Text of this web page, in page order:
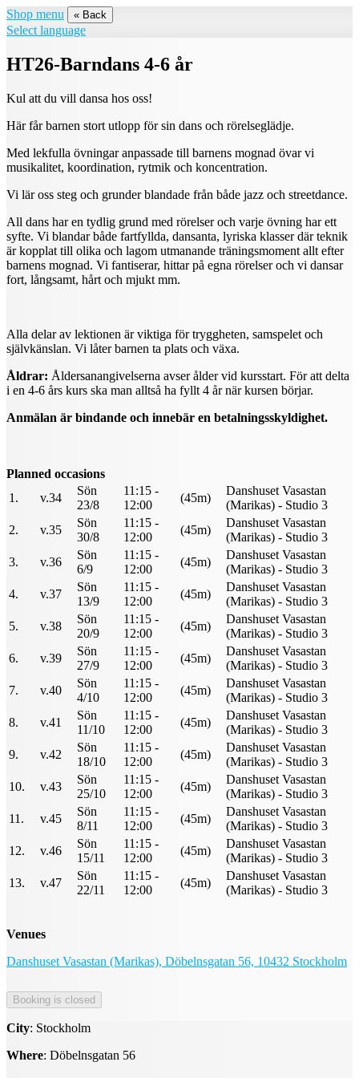
Shop menu « Back
Select language
HT26-Barndans 4-6 år
Kul att du vill dansa hos oss!
Här får barnen stort utlopp för sin dans och rörelseglädje.
Med lekfulla övningar anpassade till barnens mognad övar vi
musikalitet, koordination, rytmik och koncentration.
Vi lär oss steg och grunder blandade från både jazz och streetdance.
All dans har en tydlig grund med rörelser och varje övning har ett
syfte. Vi blandar både fartfyllda, dansanta, lyriska klasser där teknik
är kopplat till olika och lagom utmanande träningsmoment allt efter
barnens mognad. Vi fantiserar, hittar på egna rörelser och vi dansar
fort, långsamt, hårt och mjukt mm.
Alla delar av lektionen är viktiga för tryggheten, samspelet och
självkänslan. Vi låter barnen ta plats och växa.
Åldrar: Åldersanangivelserna avser ålder vid kursstart. För att delta
i en 4-6 års kurs ska man alltså ha fyllt 4 år när kursen börjar.
Anmälan är bindande och innebär en betalningsskyldighet.
Planned occasions
1.
v.34
Sön
23/8
11:15 -
12:00
(45m)
Danshuset Vasastan
(Marikas) - Studio 3
2.
v.35
Sön
30/8
11:15 -
12:00
(45m)
Danshuset Vasastan
(Marikas) - Studio 3
3.
v.36
Sön
6/9
11:15 -
12:00
(45m)
Danshuset Vasastan
(Marikas) - Studio 3
4.
v.37
Sön
13/9
11:15 -
12:00
(45m)
Danshuset Vasastan
(Marikas) - Studio 3
5.
v.38
Sön
20/9
11:15 -
12:00
(45m)
Danshuset Vasastan
(Marikas) - Studio 3
6.
v.39
Sön
27/9
11:15 -
12:00
(45m)
Danshuset Vasastan
(Marikas) - Studio 3
7.
v.40
Sön
4/10
11:15 -
12:00
(45m)
Danshuset Vasastan
(Marikas) - Studio 3
8.
v.41
Sön
11/10
11:15 -
12:00
(45m)
Danshuset Vasastan
(Marikas) - Studio 3
9.
v.42
Sön
18/10
11:15 -
12:00
(45m)
Danshuset Vasastan
(Marikas) - Studio 3
10.
v.43
Sön
25/10
11:15 -
12:00
(45m)
Danshuset Vasastan
(Marikas) - Studio 3
11.
v.45
Sön
8/11
11:15 -
12:00
(45m)
Danshuset Vasastan
(Marikas) - Studio 3
12.
v.46
Sön
15/11
11:15 -
12:00
(45m)
Danshuset Vasastan
(Marikas) - Studio 3
13.
v.47
Sön
22/11
11:15 -
12:00
(45m)
Danshuset Vasastan
(Marikas) - Studio 3
Venues
Danshuset Vasastan (Marikas), Döbelnsgatan 56, 10432 Stockholm
City: Stockholm
Where: Döbelnsgatan 56